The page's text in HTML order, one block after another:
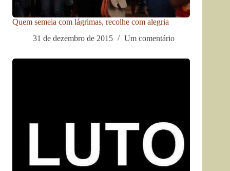
Quem semeia com lágrimas, recolhe com alegria
31 de dezembro de 2015
Um comentário